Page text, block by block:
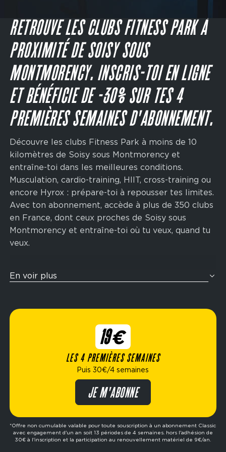
CTA
JE M'INSCRIS
RETROUVE LES CLUBS FITNESS PARK À
PROXIMITÉ DE SOISY SOUS
MONTMORENCY. INSCRIS-TOI EN LIGNE
ET BÉNÉFICIE DE -30% SUR TES 4
PREMIÈRES SEMAINES D'ABONNEMENT.
Découvre les clubs Fitness Park à moins de 10
kilomètres de Soisy sous Montmorency et
entraîne-toi dans les meilleures conditions.
Musculation, cardio-training, HIIT, cross-training ou
encore Hyrox : prépare-toi à repousser tes limites.
Avec ton abonnement, accède à plus de 350 clubs
en France, dont ceux proches de Soisy sous
Montmorency et entraîne-toi où tu veux, quand tu
veux.
En voir plus
Tu veux t’entraîner comme un athlète ? Nos zones
cross-training sont pensées pour te challenger
la compétition Hyrox : rameur, wall balls, sled
push, ski-erg et bien plus encore. Idéal pour
améliorer ton endurance, ta force et ta condition
Élue meilleure marque de fitness de l’année,
Fitness Park propose des formules flexibles
adaptées à ton mode de vie : abonnement dès
19€/4 semaines, options avec ou sans engagement,
formule premium, etc. Prêt à passer à l’action ?
Réserve ta séance d’essai gratuite dans le club de
19€
LES 4 PREMIÈRES SEMAINES
Puis 30€/4 semaines
JE M'ABONNE
*Offre non cumulable valable pour toute souscription à un abonnement Classic
avec engagement d'un an soit 13 périodes de 4 semaines. hors l'adhésion de
30€ à l'inscription et la participation au renouvellement matériel de 9€/an.